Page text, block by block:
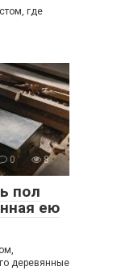
где
0 8
пол
ею
деревянные